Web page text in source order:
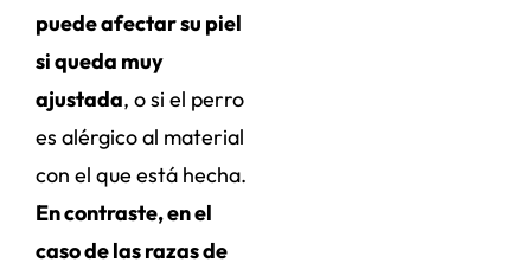
puede afectar su piel
si queda muy
ajustada, o si el perro
es alérgico al material
con el que está hecha.
En contraste, en el
caso de las razas de